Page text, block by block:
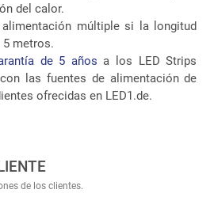
del calor.
alimentación múltiple si la longitud
metros.
de 5 años a los LED Strips
las fuentes de alimentación de
ofrecidas en LED1.de.
de los clientes.